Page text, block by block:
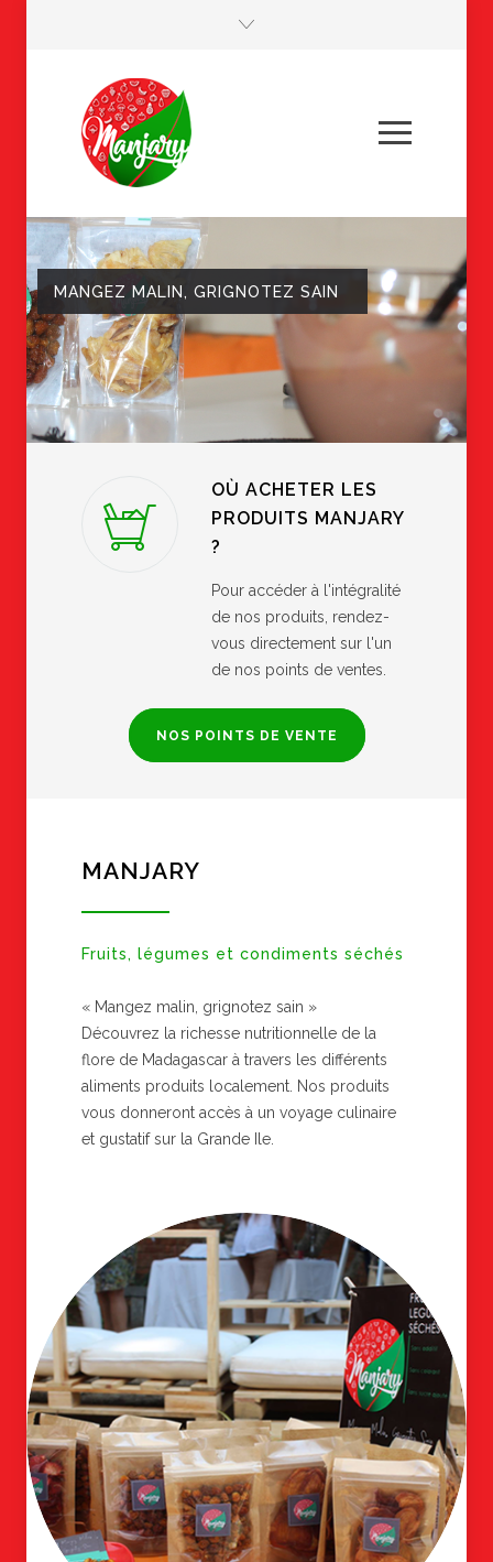
MANGEZ MALIN, GRIGNOTEZ SAIN
OÙ ACHETER LES
PRODUITS MANJARY
?
Pour accéder à l'intégralité
de nos produits, rendez-
vous directement sur l'un
de nos points de ventes.
NOS POINTS DE VENTE
MANJARY
Fruits, légumes et condiments séchés
« Mangez malin, grignotez sain »
Découvrez la richesse nutritionnelle de la
flore de Madagascar à travers les différents
aliments produits localement. Nos produits
vous donneront accès à un voyage culinaire
et gustatif sur la Grande Ile.